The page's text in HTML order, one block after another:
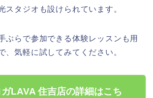
スタジオも設けられています。
ぶらで参加できる体験レッスンも用
、気軽に試してみてください。
LAVA 住吉店の詳細はこち